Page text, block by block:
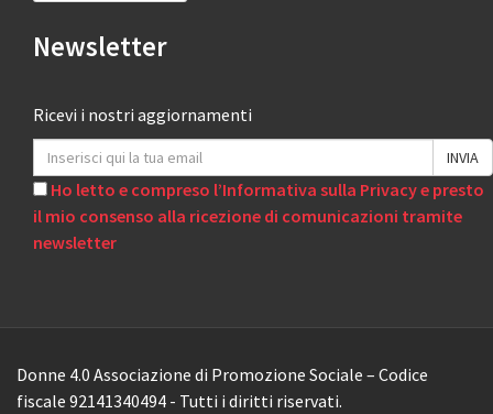
Newsletter
Ricevi i nostri aggiornamenti
Ho letto e compreso l’Informativa sulla Privacy e presto
il mio consenso alla ricezione di comunicazioni tramite
newsletter
Donne 4.0 Associazione di Promozione Sociale – Codice
fiscale 92141340494 - Tutti i diritti riservati.